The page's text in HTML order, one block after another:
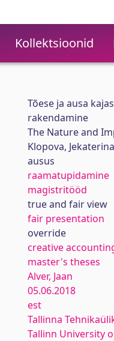
Kollektsioonid
Tõese ja ausa
rakendamine
The Nature and
Klopova, Jekaterina
ausus
raamatupidamine
magistritööd
true and fair view
fair presentation
override
creative
master's theses
Alver, Jaan
05.06.2018
est
Tallinna
Tallinn University